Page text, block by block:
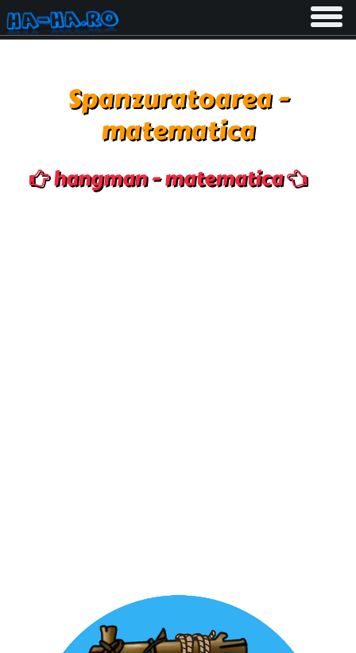
Toggle
Spanzuratoarea -
matematica
hangman - matematica